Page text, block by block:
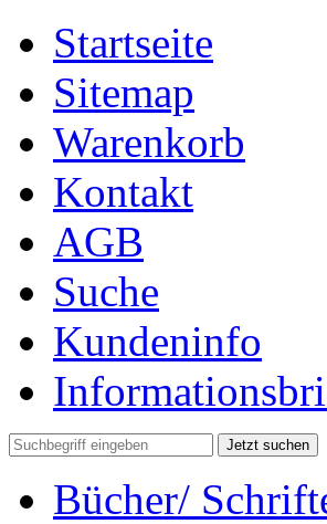
Startseite
Sitemap
Warenkorb
Kontakt
AGB
Suche
Kundeninfo
Jetzt suchen
Bücher/